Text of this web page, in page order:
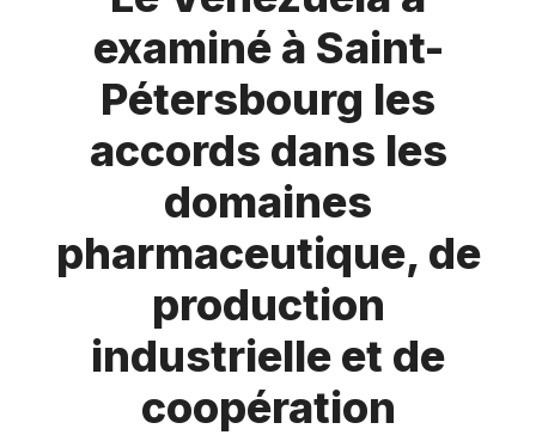
examiné à Saint-
Pétersbourg les
accords dans les
domaines
pharmaceutique, de
production
industrielle et de
coopération